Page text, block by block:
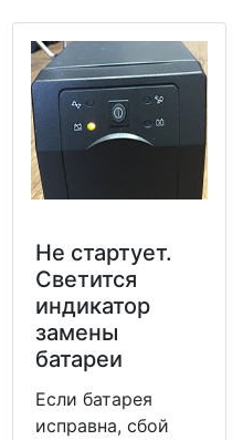
Не стартует.
Светится
индикатор
замены
батареи
Если батарея
исправна, сбой